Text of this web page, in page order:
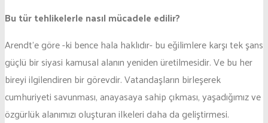
Bu tür tehlikelerle nasıl mücadele edilir?
Arendt’e göre -ki bence hala haklıdır- bu eğilimlere karşı tek şans
güçlü bir siyasi kamusal alanın yeniden üretilmesidir. Ve bu her
bireyi ilgilendiren bir görevdir. Vatandaşların birleşerek
cumhuriyeti savunması, anayasaya sahip çıkması, yaşadığımız ve
özgürlük alanımızı oluşturan ilkeleri daha da geliştirmesi.